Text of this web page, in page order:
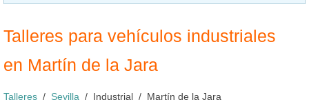
Talleres para vehículos industriales
en Martín de la Jara
Talleres Sevilla Industrial Martín de la Jara